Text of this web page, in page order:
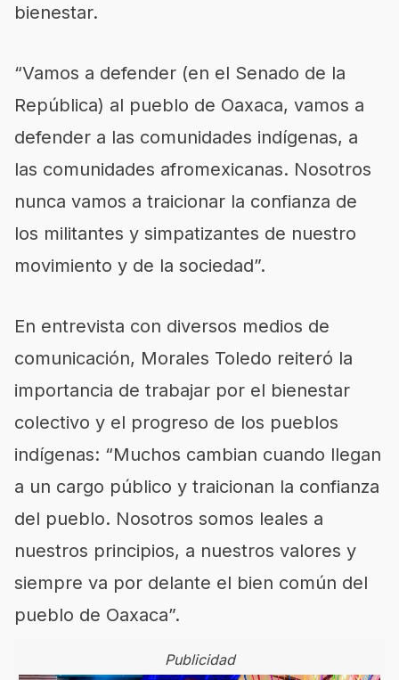
bienestar.
“Vamos a defender (en el Senado de la
República) al pueblo de Oaxaca, vamos a
defender a las comunidades indígenas, a
las comunidades afromexicanas. Nosotros
nunca vamos a traicionar la confianza de
los militantes y simpatizantes de nuestro
movimiento y de la sociedad”.
En entrevista con diversos medios de
comunicación, Morales Toledo reiteró la
importancia de trabajar por el bienestar
colectivo y el progreso de los pueblos
indígenas: “Muchos cambian cuando llegan
a un cargo público y traicionan la confianza
del pueblo. Nosotros somos leales a
nuestros principios, a nuestros valores y
siempre va por delante el bien común del
pueblo de Oaxaca”.
Publicidad